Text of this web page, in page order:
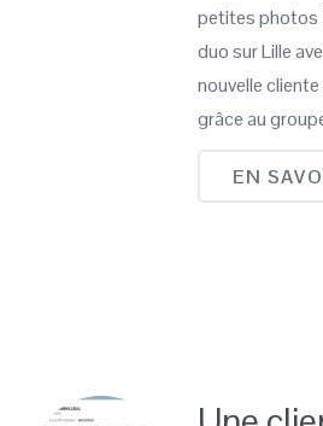
petites photos
duo sur Lille
nouvelle
grâce au
EN